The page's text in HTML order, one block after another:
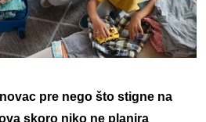
pre nego što stigne na
skoro niko ne planira